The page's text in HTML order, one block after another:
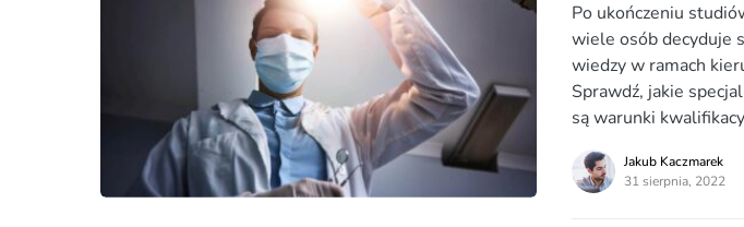
Po ukończeniu
wiele osób decyduje
wiedzy w ramach
Sprawdź, jakie
są warunki
Jakub Kaczmarek
31 sierpnia, 2022